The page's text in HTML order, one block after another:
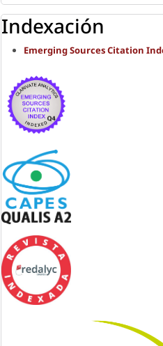
Indexación
Emerging Sources Citation